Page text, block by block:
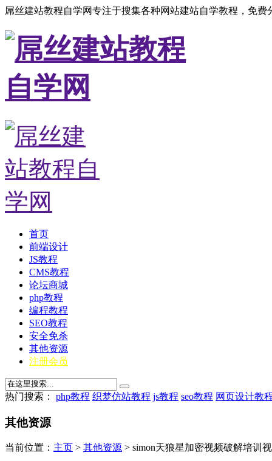
屌丝建站教程自学网专注于搜集各种网站建站自学教程，免
首页
前端设计
JS教程
CMS教程
论坛商城
php教程
编程教程
SEO教程
安全免杀
其他资源
注册会员
热门搜索： php教程 织梦仿站教程 js教程 seo教程 网页设计教
其他资源
当前位置： 主页 > 其他资源 > simon天狼星加密视频破解培训